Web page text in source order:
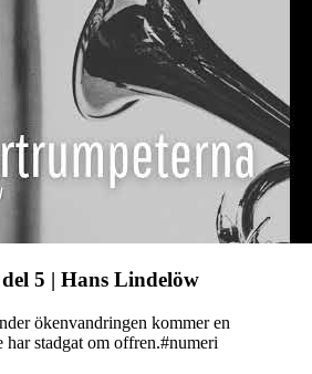
5 | Hans Lindelöw
ökenvandringen kommer en
har stadgat om offren.#numeri